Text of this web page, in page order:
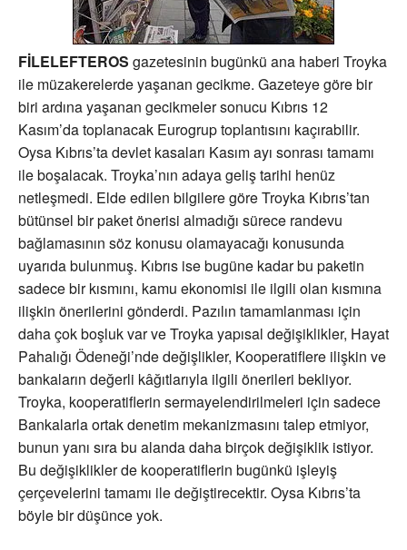
FİLELEFTEROS gazetesinin bugünkü ana haberi Troyka
ile müzakerelerde yaşanan gecikme. Gazeteye göre bir
biri ardına yaşanan gecikmeler sonucu Kıbrıs 12
Kasım’da toplanacak Eurogrup toplantısını kaçırabilir.
Oysa Kıbrıs’ta devlet kasaları Kasım ayı sonrası tamamı
ile boşalacak. Troyka’nın adaya geliş tarihi henüz
netleşmedi. Elde edilen bilgilere göre Troyka Kıbrıs’tan
bütünsel bir paket önerisi almadığı sürece randevu
bağlamasının söz konusu olamayacağı konusunda
uyarıda bulunmuş. Kıbrıs ise bugüne kadar bu paketin
sadece bir kısmını, kamu ekonomisi ile ilgili olan kısmına
ilişkin önerilerini gönderdi. Pazılın tamamlanması için
daha çok boşluk var ve Troyka yapısal değişiklikler, Hayat
Pahalığı Ödeneği’nde değişlikler, Kooperatiflere ilişkin ve
bankaların değerli kâğıtlarıyla ilgili önerileri bekliyor.
Troyka, kooperatiflerin sermayelendirilmeleri için sadece
Bankalarla ortak denetim mekanizmasını talep etmiyor,
bunun yanı sıra bu alanda daha birçok değişiklik istiyor.
Bu değişiklikler de kooperatiflerin bugünkü işleyiş
çerçevelerini tamamı ile değiştirecektir. Oysa Kıbrıs’ta
böyle bir düşünce yok.